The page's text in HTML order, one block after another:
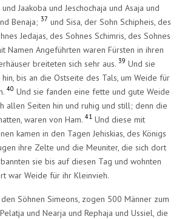
Jaakoba und Jeschochaja und Asaja und
Benaja;37 und Sisa, der Sohn Schipheis, des
Jedajas, des Sohnes Schimris, des Sohnes
Namen Angeführten waren Fürsten in ihren
breiteten sich sehr aus.39 Und sie
bis an die Ostseite des Tals, um Weide für
40 Und sie fanden eine fette und gute Weide
allen Seiten hin und ruhig und still; denn die
waren von Ham.41 Und diese mit
kamen in den Tagen Jehiskias, des Königs
ihre Zelte und die Meuniter, die sich dort
sie bis auf diesen Tag und wohnten
war Weide für ihr Kleinvieh.
Söhnen Simeons, zogen 500 Männer zum
und Nearja und Rephaja und Ussiel, die